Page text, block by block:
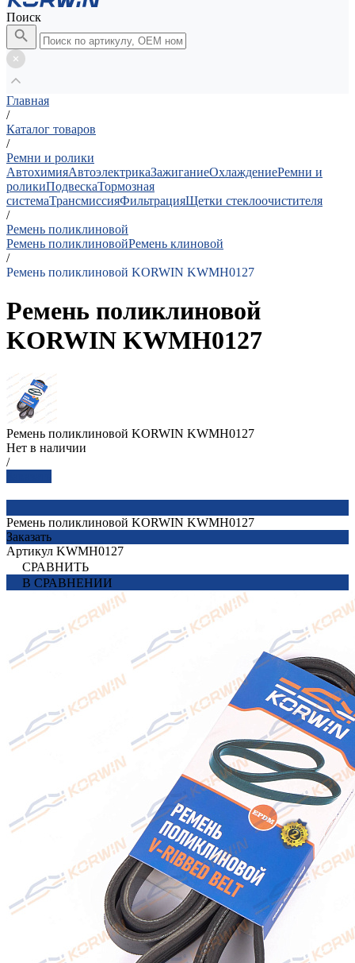
Поиск
Главная
/
Каталог товаров
/
Ремни и ролики
АвтохимияАвтоэлектрикаЗажиганиеОхлаждениеРемни и
роликиПодвескаТормозная
системаТрансмиссияФильтрацияЩетки стеклоочистителя
/
Ремень поликлиновой
Ремень поликлиновойРемень клиновой
/
Ремень поликлиновой KORWIN KWMH0127
Ремень поликлиновой
KORWIN KWMH0127
Ремень поликлиновой KORWIN KWMH0127
Нет в наличии
/
Ремень поликлиновой KORWIN KWMH0127
Заказать
Артикул KWMH0127
СРАВНИТЬ
В СРАВНЕНИИ